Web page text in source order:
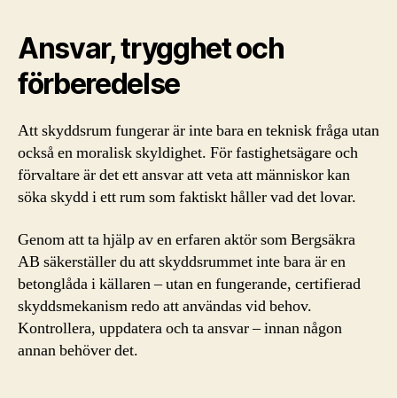
Ansvar, trygghet och
förberedelse
Att skyddsrum fungerar är inte bara en teknisk fråga utan
också en moralisk skyldighet. För fastighetsägare och
förvaltare är det ett ansvar att veta att människor kan
söka skydd i ett rum som faktiskt håller vad det lovar.
Genom att ta hjälp av en erfaren aktör som Bergsäkra
AB säkerställer du att skyddsrummet inte bara är en
betonglåda i källaren – utan en fungerande, certifierad
skyddsmekanism redo att användas vid behov.
Kontrollera, uppdatera och ta ansvar – innan någon
annan behöver det.